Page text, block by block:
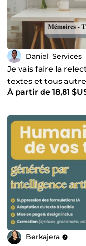
Daniel_Services
Je vais faire la
textes et tous
À partir de 18,81
Berkajera